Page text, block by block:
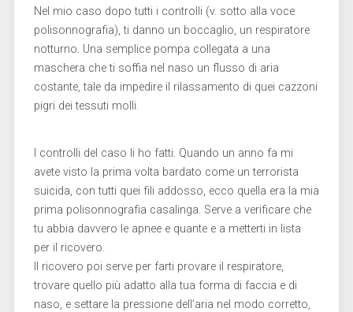
Nel mio caso dopo tutti i controlli (v. sotto alla voce
polisonnografia), ti danno un boccaglio, un respiratore
notturno. Una semplice pompa collegata a una
maschera che ti soffia nel naso un flusso di aria
costante, tale da impedire il rilassamento di quei cazzoni
pigri dei tessuti molli.
I controlli del caso li ho fatti. Quando un anno fa mi
avete visto la prima volta bardato come un terrorista
suicida, con tutti quei fili addosso, ecco quella era la mia
prima polisonnografia casalinga. Serve a verificare che
tu abbia davvero le apnee e quante e a metterti in lista
per il ricovero.
Il ricovero poi serve per farti provare il respiratore,
trovare quello più adatto alla tua forma di faccia e di
naso, e settare la pressione dell’aria nel modo corretto,